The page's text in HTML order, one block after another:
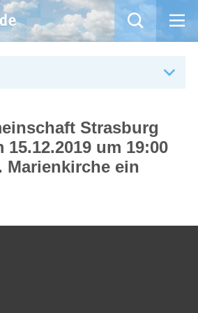
Strasburg
15.12.2019 um 19:00
Marienkirche ein